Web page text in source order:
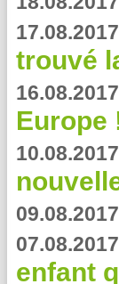
17.08.2017
trouvé
16.08.2017
Europe
10.08.2017
09.08.2017
07.08.2017
enfant